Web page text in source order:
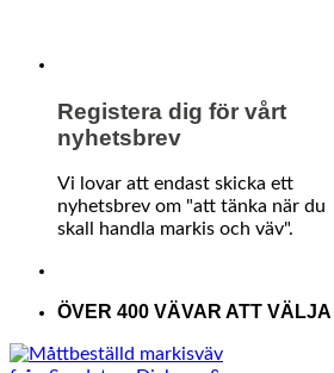
Registera dig för vårt
nyhetsbrev
Vi lovar att endast skicka ett
nyhetsbrev om "att tänka när du
skall handla markis och väv".
ÖVER 400 VÄVAR ATT